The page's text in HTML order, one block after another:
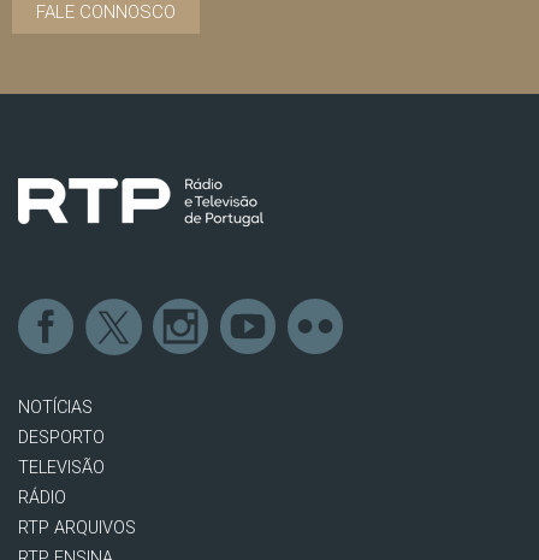
FALE CONNOSCO
NOTÍCIAS
DESPORTO
TELEVISÃO
RÁDIO
RTP ARQUIVOS